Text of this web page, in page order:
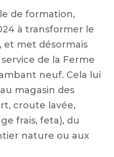
de formation,
à transformer le
et met désormais
de la Ferme
neuf. Cela lui
magasin des
croute lavée,
frais, feta), du
nature ou aux